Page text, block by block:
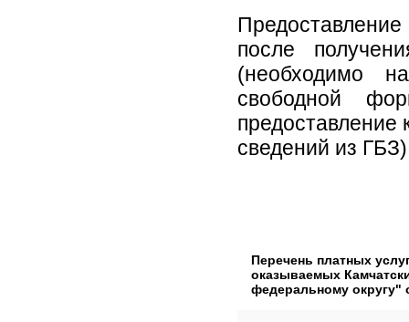
после
(необходимо
свободной
предоставление
сведений из
Перечень платных
оказываемых
федеральному округу"